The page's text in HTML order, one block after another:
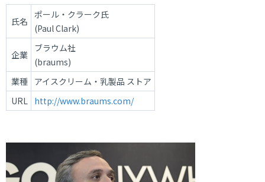
氏名
ポール・クラーク氏
(Paul Clark)
企業
ブラウム社
(braums)
業種
アイスクリーム・乳製品 ストア
URL
http://www.braums.com/